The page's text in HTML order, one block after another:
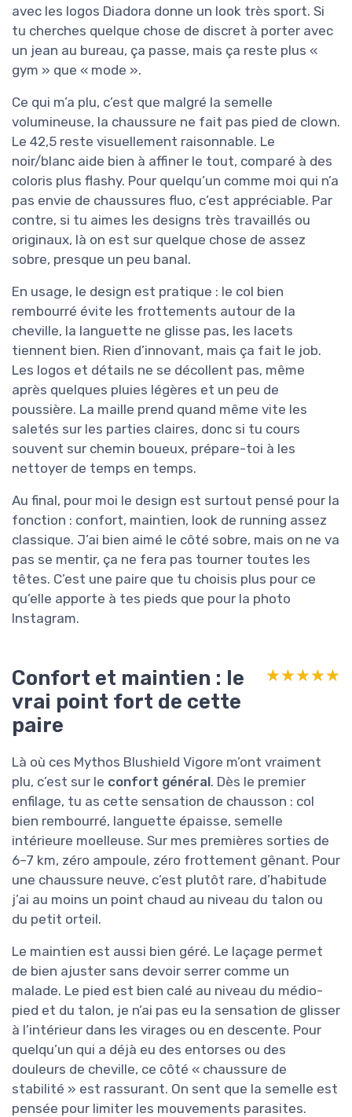
avec les logos Diadora donne un look très sport. Si
tu cherches quelque chose de discret à porter avec
un jean au bureau, ça passe, mais ça reste plus «
gym » que « mode ».
Ce qui m’a plu, c’est que malgré la semelle
volumineuse, la chaussure ne fait pas pied de clown.
Le 42,5 reste visuellement raisonnable. Le
noir/blanc aide bien à affiner le tout, comparé à des
coloris plus flashy. Pour quelqu’un comme moi qui n’a
pas envie de chaussures fluo, c’est appréciable. Par
contre, si tu aimes les designs très travaillés ou
originaux, là on est sur quelque chose de assez
sobre, presque un peu banal.
En usage, le design est pratique : le col bien
rembourré évite les frottements autour de la
cheville, la languette ne glisse pas, les lacets
tiennent bien. Rien d’innovant, mais ça fait le job.
Les logos et détails ne se décollent pas, même
après quelques pluies légères et un peu de
poussière. La maille prend quand même vite les
saletés sur les parties claires, donc si tu cours
souvent sur chemin boueux, prépare-toi à les
nettoyer de temps en temps.
Au final, pour moi le design est surtout pensé pour la
fonction : confort, maintien, look de running assez
classique. J’ai bien aimé le côté sobre, mais on ne va
pas se mentir, ça ne fera pas tourner toutes les
têtes. C’est une paire que tu choisis plus pour ce
qu’elle apporte à tes pieds que pour la photo
Instagram.
Confort et maintien : le
vrai point fort de cette
paire
★★★★★
★★★★★
Là où ces Mythos Blushield Vigore m’ont vraiment
plu, c’est sur le confort général. Dès le premier
enfilage, tu as cette sensation de chausson : col
bien rembourré, languette épaisse, semelle
intérieure moelleuse. Sur mes premières sorties de
6–7 km, zéro ampoule, zéro frottement gênant. Pour
une chaussure neuve, c’est plutôt rare, d’habitude
j’ai au moins un point chaud au niveau du talon ou
du petit orteil.
Le maintien est aussi bien géré. Le laçage permet
de bien ajuster sans devoir serrer comme un
malade. Le pied est bien calé au niveau du médio-
pied et du talon, je n’ai pas eu la sensation de glisser
à l’intérieur dans les virages ou en descente. Pour
quelqu’un qui a déjà eu des entorses ou des
douleurs de cheville, ce côté « chaussure de
stabilité » est rassurant. On sent que la semelle est
pensée pour limiter les mouvements parasites.